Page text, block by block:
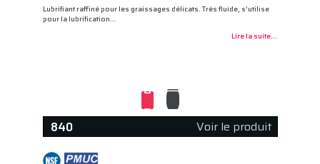
Lubrifiant raffiné pour les graissages délicats. Très fluide, s’utilise
pour la lubrification…
Lire la suite...
840 Voir le produit